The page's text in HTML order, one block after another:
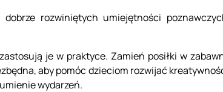
rozwiniętych umiejętności
je w praktyce. Zamień posiłki w
aby pomóc dzieciom rozwijać
wydarzeń.